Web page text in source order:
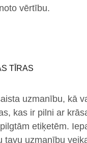
vērtību.
TĪRAS
uzmanību, kā
kas ir pilni ar
etiķetēm.
tavu uzmanību